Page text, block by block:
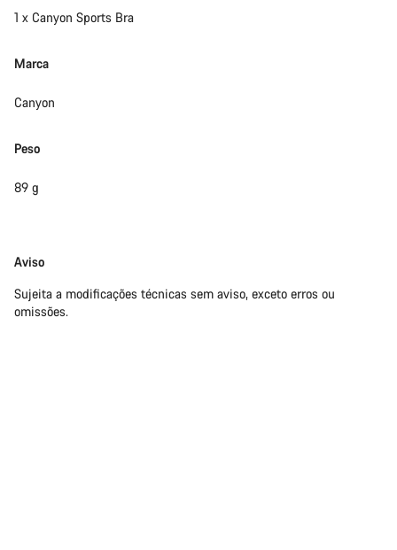
1 x Canyon Sports Bra
Marca
Canyon
Peso
89 g
Limitação
responsabilidade
Aviso
Sujeita a modificações técnicas sem aviso, exceto erros ou
omissões.